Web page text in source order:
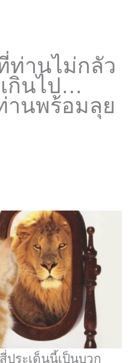
ท่านไม่กลัว
กินไป…
านพร้อมลุย
ประเด็นนี้เป็นบวก